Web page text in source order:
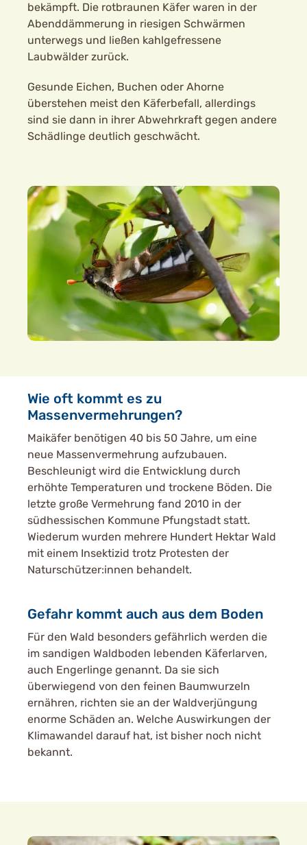
bekämpft. Die rotbraunen Käfer waren in der
Abenddämmerung in riesigen Schwärmen
unterwegs und ließen kahlgefressene
Laubwälder zurück.
Gesunde Eichen, Buchen oder Ahorne
überstehen meist den Käferbefall, allerdings
sind sie dann in ihrer Abwehrkraft gegen andere
Schädlinge deutlich geschwächt.
Wie oft kommt es zu
Massenvermehrungen?
Maikäfer benötigen 40 bis 50 Jahre, um eine
neue Massenvermehrung aufzubauen.
Beschleunigt wird die Entwicklung durch
erhöhte Temperaturen und trockene Böden. Die
letzte große Vermehrung fand 2010 in der
südhessischen Kommune Pfungstadt statt.
Wiederum wurden mehrere Hundert Hektar Wald
mit einem Insektizid trotz Protesten der
Naturschützer:innen behandelt.
Gefahr kommt auch aus dem Boden
Für den Wald besonders gefährlich werden die
im sandigen Waldboden lebenden Käferlarven,
auch Engerlinge genannt. Da sie sich
überwiegend von den feinen Baumwurzeln
ernähren, richten sie an der Waldverjüngung
enorme Schäden an. Welche Auswirkungen der
Klimawandel darauf hat, ist bisher noch nicht
bekannt.